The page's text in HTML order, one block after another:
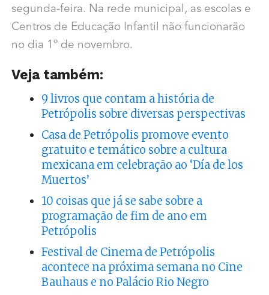
segunda-feira. Na rede municipal, as escolas e
Centros de Educação Infantil não funcionarão
no dia 1º de novembro.
Veja também:
9 livros que contam a história de
Petrópolis sobre diversas perspectivas
Casa de Petrópolis promove evento
gratuito e temático sobre a cultura
mexicana em celebração ao ‘Día de los
Muertos’
10 coisas que já se sabe sobre a
programação de fim de ano em
Petrópolis
Festival de Cinema de Petrópolis
acontece na próxima semana no Cine
Bauhaus e no Palácio Rio Negro